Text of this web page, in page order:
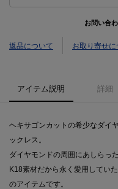
お問い合
返品について お取り寄せに
アイテム説明 詳細
ヘキサゴンカットの希少なダイ
ックレス。
ダイヤモンドの周囲にあしらっ
K18素材だから永く愛用してい
のアイテムです。